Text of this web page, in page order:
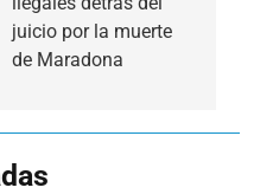
juicio por la muerte
de Maradona